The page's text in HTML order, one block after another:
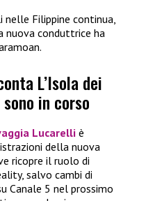
nelle Filippine continua,
nuova conduttrice ha
L’Isola dei
in corso
Lucarelli è
della nuova
ricopre il ruolo di
salvo cambi di
Canale 5 nel prossimo